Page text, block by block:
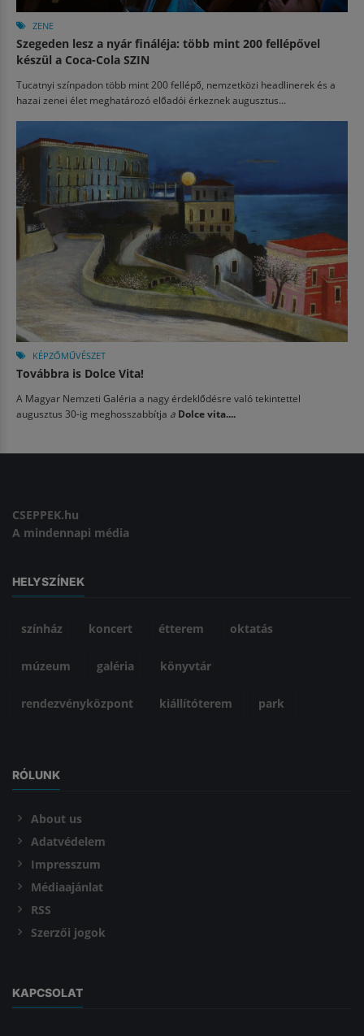
ZENE
Szegeden lesz a nyár fináléja: több mint 200 fellépővel
készül a Coca-Cola SZIN
Tucatnyi színpadon több mint 200 fellépő, nemzetközi headlinerek és a
hazai zenei élet meghatározó előadói érkeznek augusztus...
KÉPZŐMŰVÉSZET
Továbbra is Dolce Vita!
A Magyar Nemzeti Galéria a nagy érdeklődésre való tekintettel
augusztus 30-ig meghosszabbítja a Dolce vita....
CSEPPEK.hu
A mindennapi média
HELYSZÍNEK
színház koncert étterem oktatás
múzeum galéria könyvtár
rendezvényközpont kiállítóterem park
RÓLUNK
About us
Adatvédelem
Impresszum
Médiaajánlat
RSS
Szerzői jogok
KAPCSOLAT